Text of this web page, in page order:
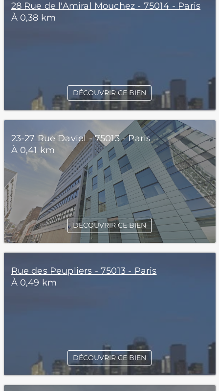
28 Rue de l'Amiral Mouchez - 75014 - Paris
À 0,38 km
DÉCOUVRIR CE BIEN
23-27 Rue Daviel - 75013 - Paris
À 0,41 km
DÉCOUVRIR CE BIEN
Rue des Peupliers - 75013 - Paris
À 0,49 km
DÉCOUVRIR CE BIEN